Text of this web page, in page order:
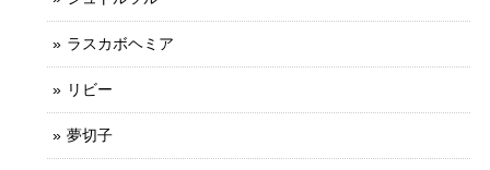
ラスカボヘミア
リビー
夢切子